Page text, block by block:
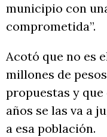
municipio con
comprometida”.
Acotó que no es
millones de
propuestas y
años se las va a
a esa población.